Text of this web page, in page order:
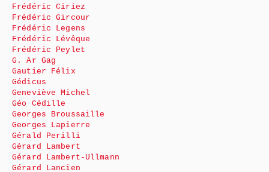
Frédéric Ciriez
Frédéric Gircour
Frédéric Legens
Frédéric Lévêque
Frédéric Peylet
G. Ar Gag
Gautier Félix
Gédicus
Geneviève Michel
Géo Cédille
Georges Broussaille
Georges Lapierre
Gérald Perilli
Gérard Lambert
Gérard Lambert-Ullmann
Gérard Lancien